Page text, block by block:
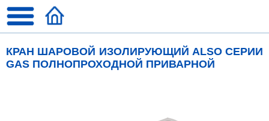
КРАН ШАРОВОЙ ИЗОЛИРУЮЩИЙ ALSO СЕРИИ
GAS ПОЛНОПРОХОДНОЙ ПРИВАРНОЙ